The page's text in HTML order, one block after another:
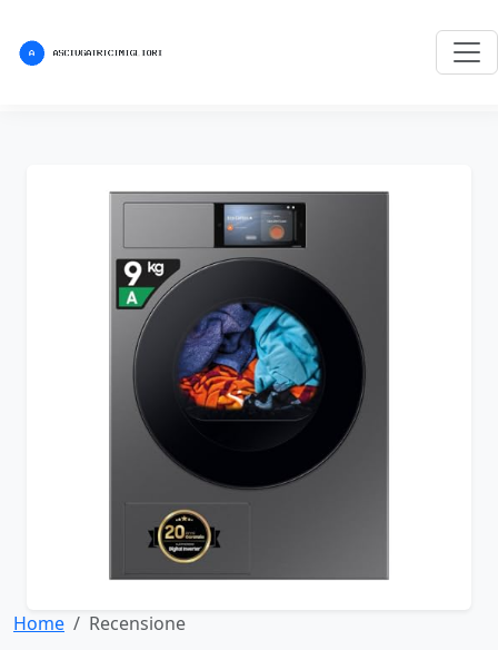
Home Recensione